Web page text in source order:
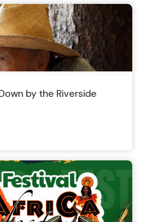
by the Riverside